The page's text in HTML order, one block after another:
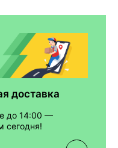
доставка
до 14:00 —
сегодня!
12 468₽
9 351
Матрас Vitaflex Foam
7 692₽